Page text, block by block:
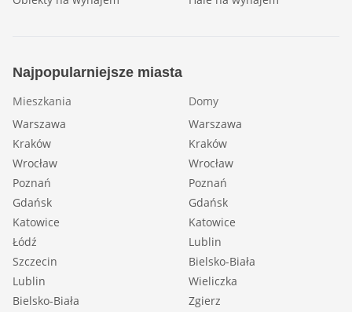
Najpopularniejsze miasta
Mieszkania
Warszawa
Kraków
Wrocław
Poznań
Gdańsk
Katowice
Łódź
Szczecin
Lublin
Bielsko-Biała
Domy
Warszawa
Kraków
Wrocław
Poznań
Gdańsk
Katowice
Lublin
Bielsko-Biała
Wieliczka
Zgierz